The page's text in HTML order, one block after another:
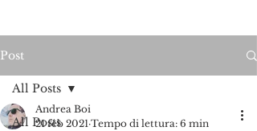
Post
All Posts
All Posts
Andrea Boi
21 feb 2021 Tempo di lettura: 6 min